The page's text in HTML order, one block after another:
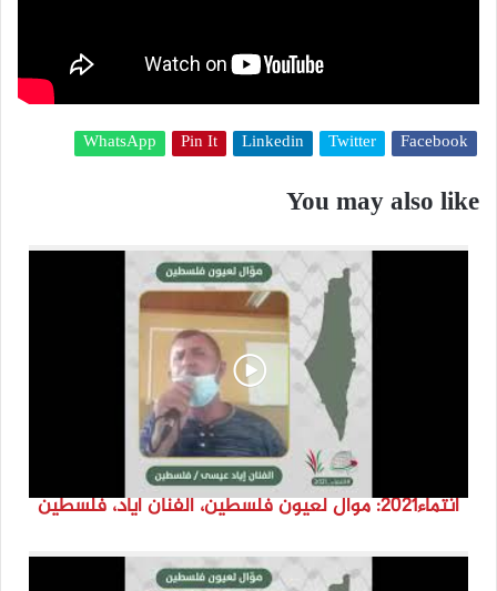
Facebook
Twitter
Linkedin
Pin It
WhatsApp
You may also like
انتماء2021: موال لعيون فلسطين، الفنان اياد، فلسطين